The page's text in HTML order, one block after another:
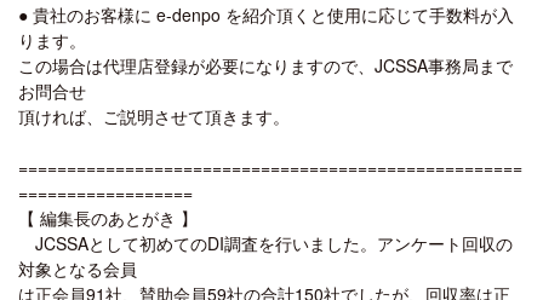
● 貴社のお客様に e-denpo を紹介頂くと使用に応じて手数料が入
ります。
この場合は代理店登録が必要になりますので、JCSSA事務局まで
お問合せ
頂ければ、ご説明させて頂きます。
====================================================
==================
【 編集長のあとがき 】
JCSSAとして初めてのDI調査を行いました。アンケート回収の
対象となる会員
は正会員91社、賛助会員59社の合計150社でしたが、回収率は正